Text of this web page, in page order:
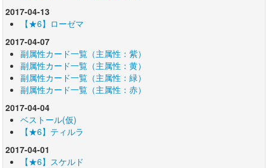
2017-04-13
【★6】ローゼマ
2017-04-07
副属性カード一覧（主属性：紫）
副属性カード一覧（主属性：黄）
副属性カード一覧（主属性：緑）
副属性カード一覧（主属性：赤）
2017-04-04
ベストール(仮)
【★6】ティルラ
2017-04-01
【★6】スケルド